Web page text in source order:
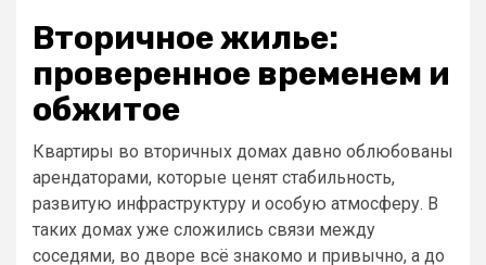
Вторичное жилье:
проверенное временем и
обжитое
Квартиры во вторичных домах давно облюбованы
арендаторами, которые ценят стабильность,
развитую инфраструктуру и особую атмосферу. В
таких домах уже сложились связи между
соседями, во дворе всё знакомо и привычно, а до